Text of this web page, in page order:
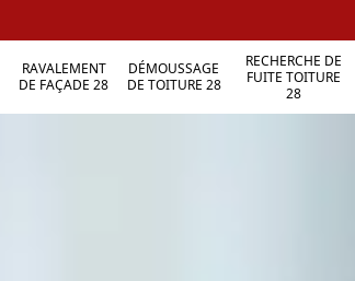
RAVALEMENT
DE FAÇADE 28
DÉMOUSSAGE
DE TOITURE 28
RECHERCHE DE
FUITE TOITURE
28